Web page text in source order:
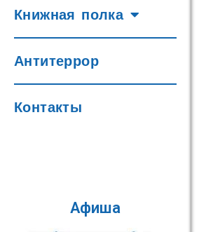
Книжная полка
Антитеррор
Контакты
Афиша